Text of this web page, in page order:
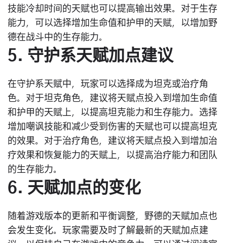
技能冷却时间的天赋也可以提高输出效果。对于生存
能力，可以选择增加生命值和护甲的天赋，以增加野
德在战斗中的生存能力。
5. 守护系天赋加点建议
在守护系天赋中，玩家可以选择成为坦克或治疗角
色。对于坦克角色，建议将天赋点投入到增加生命值
和护甲的天赋上，以提高坦克能力和生存能力。选择
增加嘲讽技能和减少受到伤害的天赋也可以提高坦克
的效果。对于治疗角色，建议将天赋点投入到增加治
疗效果和恢复能力的天赋上，以提高治疗能力和团队
的生存能力。
6. 天赋加点的变化
随着游戏版本的更新和平衡调整，野德的天赋加点也
会发生变化。玩家需要及时了解最新的天赋加点建